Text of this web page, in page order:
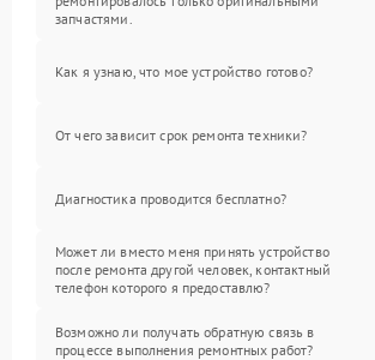
запчастями.
Как я узнаю, что мое устройство готово?
От чего зависит срок ремонта техники?
Диагностика проводится бесплатно?
Может ли вместо меня принять устройство
после ремонта другой человек, контактный
телефон которого я предоставлю?
Возможно ли получать обратную связь в
процессе выполнения ремонтных работ?